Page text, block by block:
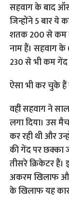
सहवाग के बाद
जिन्होंने 5 बार ये
शतक 200 से कम
नाम हैं। सहवाग के
230 से भी कम गेंद
ऐसा भी कर चुके हैं
वहीं सहवाग ने
लगा दिया। उस
कर रही थी और
की गेंद पर छक्का
तीसरे क्रिकेटर
अकरम खिलाफ
के खिलाफ यह